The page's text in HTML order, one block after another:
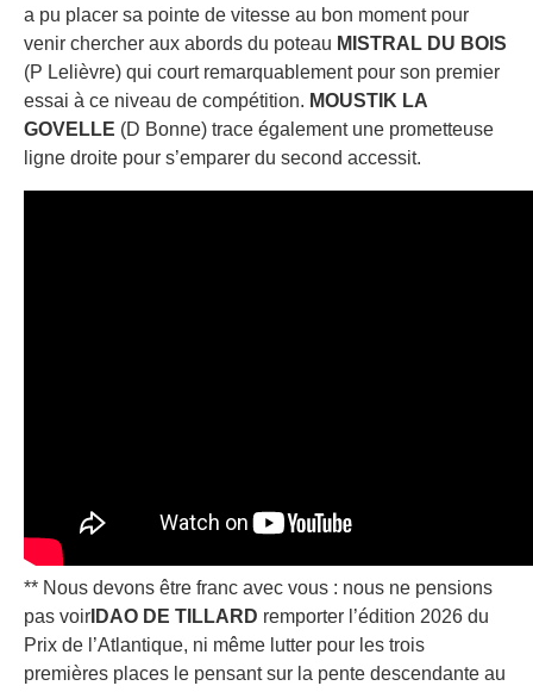
a pu placer sa pointe de vitesse au bon moment pour
venir chercher aux abords du poteau MISTRAL DU BOIS
(P Lelièvre) qui court remarquablement pour son premier
essai à ce niveau de compétition. MOUSTIK LA
GOVELLE (D Bonne) trace également une prometteuse
ligne droite pour s’emparer du second accessit.
** Nous devons être franc avec vous : nous ne pensions
pas voir IDAO DE TILLARD remporter l’édition 2026 du
Prix de l’Atlantique, ni même lutter pour les trois
premières places le pensant sur la pente descendante au